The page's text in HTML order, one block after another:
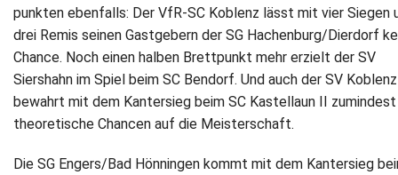
punkten ebenfalls: Der VfR-SC Koblenz lässt mit vier Siegen
drei Remis seinen Gastgebern der SG Hachenburg/Dierdorf
Chance. Noch einen halben Brettpunkt mehr erzielt der SV
Siershahn im Spiel beim SC Bendorf. Und auch der SV
bewahrt mit dem Kantersieg beim SC Kastellaun II zumindest
theoretische Chancen auf die Meisterschaft.
Die SG Engers/Bad Hönningen kommt mit dem Kantersieg